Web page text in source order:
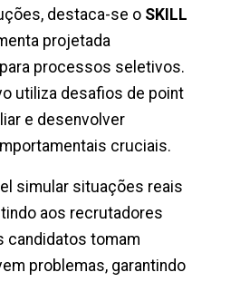
destaca-se o SKILL
projetada
processos seletivos.
utiliza desafios de point
e desenvolver
cruciais.
simular situações reais
aos recrutadores
candidatos tomam
problemas, garantindo